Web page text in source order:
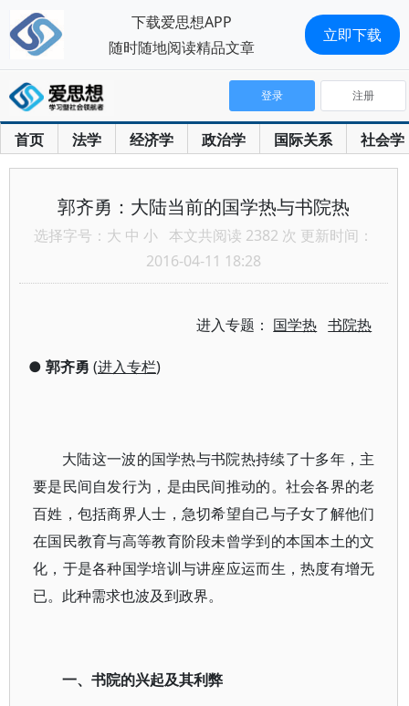
首页 法学 经济学 政治学 国际关系 社会学
登录 注册
郭齐勇：大陆当前的国学热与书院热
选择字号： 大 中 小 本文共阅读 2382 次 更新时间：
2016-04-11 18:28
进入专题： 国学热 书院热
● 郭齐勇 (进入专栏)
大陆这一波的国学热与书院热持续了十多年，主
要是民间自发行为，是由民间推动的。社会各界的老
百姓，包括商界人士，急切希望自己与子女了解他们
在国民教育与高等教育阶段未曾学到的本国本土的文
化，于是各种国学培训与讲座应运而生，热度有增无
已。此种需求也波及到政界。
一、书院的兴起及其利弊
下载爱思想APP
随时随地阅读精品文章
立即下载